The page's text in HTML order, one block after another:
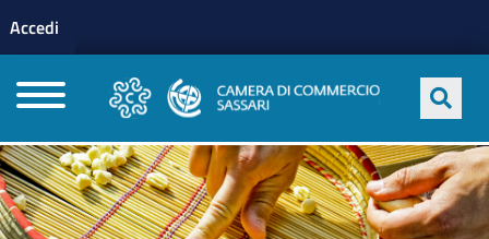
profilo utente
Accedi